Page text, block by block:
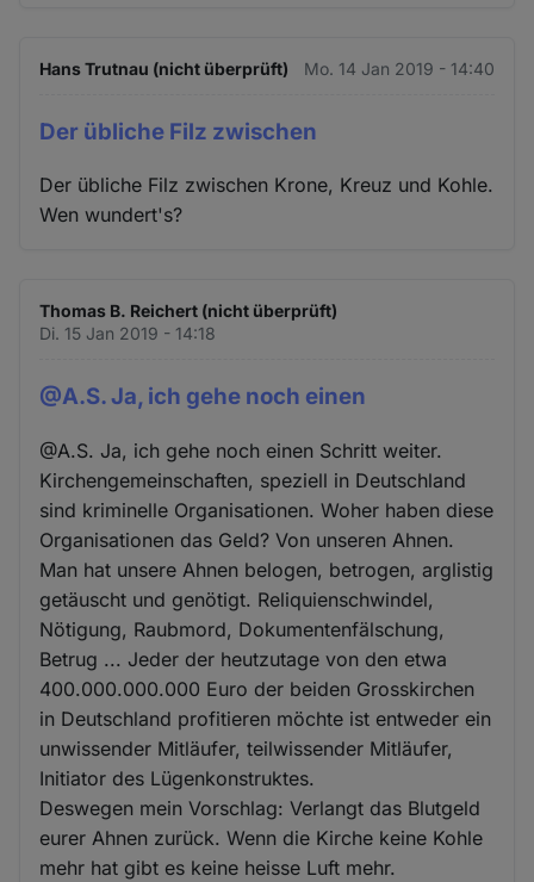
Hans Trutnau (nicht überprüft) Mo. 14 Jan 2019 - 14:40
Der übliche Filz zwischen
Der übliche Filz zwischen Krone, Kreuz und Kohle.
Wen wundert's?
Thomas B. Reichert (nicht überprüft)
Di. 15 Jan 2019 - 14:18
@A.S. Ja, ich gehe noch einen
@A.S. Ja, ich gehe noch einen Schritt weiter.
Kirchengemeinschaften, speziell in Deutschland
sind kriminelle Organisationen. Woher haben diese
Organisationen das Geld? Von unseren Ahnen.
Man hat unsere Ahnen belogen, betrogen, arglistig
getäuscht und genötigt. Reliquienschwindel,
Nötigung, Raubmord, Dokumentenfälschung,
Betrug ... Jeder der heutzutage von den etwa
400.000.000.000 Euro der beiden Grosskirchen
in Deutschland profitieren möchte ist entweder ein
unwissender Mitläufer, teilwissender Mitläufer,
Initiator des Lügenkonstruktes.
Deswegen mein Vorschlag: Verlangt das Blutgeld
eurer Ahnen zurück. Wenn die Kirche keine Kohle
mehr hat gibt es keine heisse Luft mehr.